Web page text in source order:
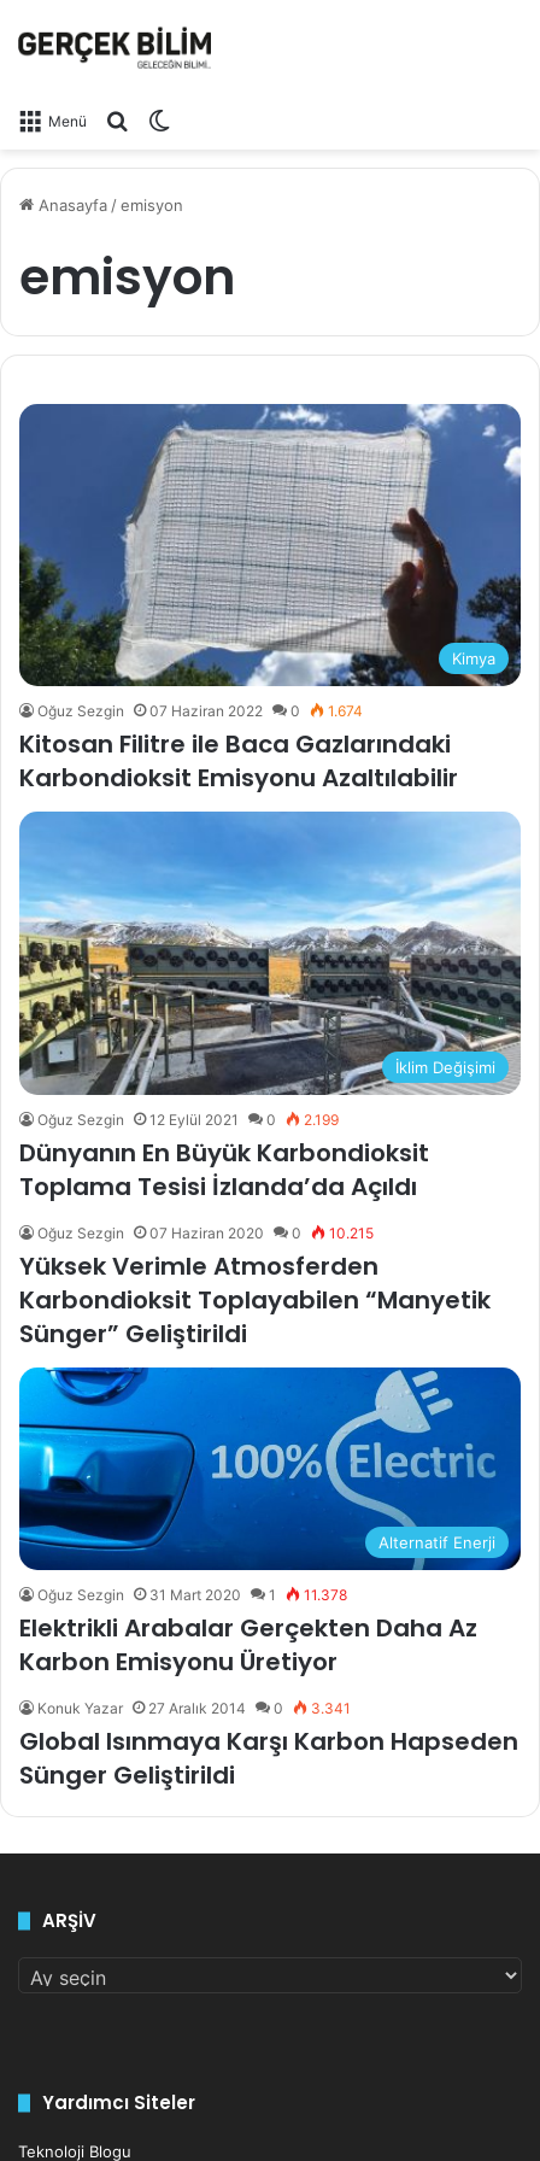
Menü Arama yap ...
Anasayfa /emisyon
emisyon
Kimya
Oğuz Sezgin 07 Haziran 2022 0 1.674
Kitosan Filitre ile Baca Gazlarındaki
Karbondioksit Emisyonu Azaltılabilir
İklim Değişimi
Oğuz Sezgin 12 Eylül 2021 0 2.199
Dünyanın En Büyük Karbondioksit
Toplama Tesisi İzlanda’da Açıldı
Oğuz Sezgin 07 Haziran 2020 0 10.215
Yüksek Verimle Atmosferden
Karbondioksit Toplayabilen “Manyetik
Sünger” Geliştirildi
Alternatif Enerji
Oğuz Sezgin 31 Mart 2020 1 11.378
Elektrikli Arabalar Gerçekten Daha Az
Karbon Emisyonu Üretiyor
Konuk Yazar 27 Aralık 2014 0 3.341
Global Isınmaya Karşı Karbon Hapseden
Sünger Geliştirildi
ARŞİV
ARŞİV
Yardımcı Siteler
Teknoloji Blogu